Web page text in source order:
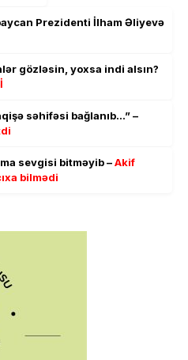
Prezidenti İlham Əliyevə
gözləsin, yoxsa indi alsın?
səhifəsi bağlanıb…” –
sevgisi bitməyib –Akif
bilmədi